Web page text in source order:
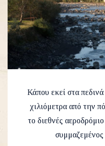
Κάπου εκεί στα
χιλιόμετρα από την
το διεθνές
συμμαζεμένος